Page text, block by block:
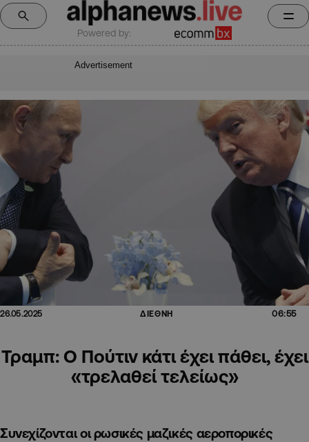
Powered by:
Advertisement
26.05.2025 ΔΙΕΘΝΗ 06:55
Τραμπ: Ο Πούτιν κάτι έχει πάθει, έχει
«τρελαθεί τελείως»
Συνεχίζονται οι ρωσικές μαζικές αεροπορικές